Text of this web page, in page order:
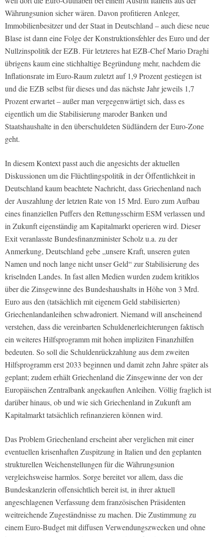
Währungsunion sicher wären. Davon profitieren Anleger,
Immobilienbesitzer und der Staat in Deutschland – auch diese neue
Blase ist dann eine Folge der Konstruktionsfehler des Euro und der
Nullzinspolitik der EZB. Für letzteres hat EZB-Chef Mario Draghi
übrigens kaum eine stichhaltige Begründung mehr, nachdem die
Inflationsrate im Euro-Raum zuletzt auf 1,9 Prozent gestiegen ist
und die EZB selbst für dieses und das nächste Jahr jeweils 1,7
Prozent erwartet – außer man vergegenwärtigt sich, dass es
eigentlich um die Stabilisierung maroder Banken und
Staatshaushalte in den überschuldeten Südländern der Euro-Zone
geht.
In diesem Kontext passt auch die angesichts der aktuellen
Diskussionen um die Flüchtlingspolitik in der Öffentlichkeit in
Deutschland kaum beachtete Nachricht, dass Griechenland nach
der Auszahlung der letzten Rate von 15 Mrd. Euro zum Aufbau
eines finanziellen Puffers den Rettungsschirm ESM verlassen und
in Zukunft eigenständig am Kapitalmarkt operieren wird. Dieser
Exit veranlasste Bundesfinanzminister Scholz u.a. zu der
Anmerkung, Deutschland gebe „unsere Kraft, unseren guten
Namen und noch lange nicht unser Geld“ zur Stabilisierung des
kriselnden Landes. In fast allen Medien wurden zudem kritiklos
über die Zinsgewinne des Bundeshaushalts in Höhe von 3 Mrd.
Euro aus den (tatsächlich mit eigenem Geld stabilisierten)
Griechenlandanleihen schwadroniert. Niemand will anscheinend
verstehen, dass die vereinbarten Schuldenerleichterungen faktisch
ein weiteres Hilfsprogramm mit hohen impliziten Finanzhilfen
bedeuten. So soll die Schuldenrückzahlung aus dem zweiten
Hilfsprogramm erst 2033 beginnen und damit zehn Jahre später als
geplant; zudem erhält Griechenland die Zinsgewinne der von der
Europäischen Zentralbank angekauften Anleihen. Völlig fraglich ist
darüber hinaus, ob und wie sich Griechenland in Zukunft am
Kapitalmarkt tatsächlich refinanzieren können wird.
Das Problem Griechenland erscheint aber verglichen mit einer
eventuellen krisenhaften Zuspitzung in Italien und den geplanten
strukturellen Weichenstellungen für die Währungsunion
vergleichsweise harmlos. Sorge bereitet vor allem, dass die
Bundeskanzlerin offensichtlich bereit ist, in ihrer aktuell
angeschlagenen Verfassung dem französischen Präsidenten
weitreichende Zugeständnisse zu machen. Die Zustimmung zu
einem Euro-Budget mit diffusen Verwendungszwecken und ohne